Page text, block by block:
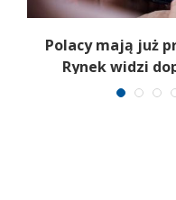
Polacy mają już
Rynek widzi